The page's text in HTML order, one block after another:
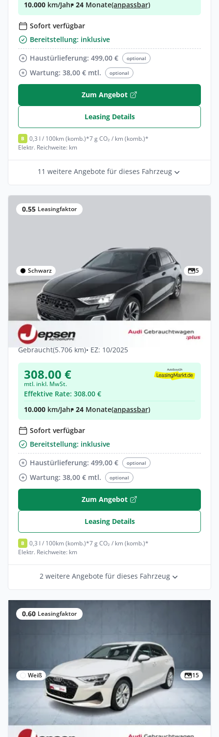
10.000 km/Jahr• 24 Monate(anpassbar)
Sofort verfügbar
Bereitstellung: inklusive
Haustürlieferung: 499,00 €
optional
Wartung: 38,00 € mtl. optional
Zum Angebot
Leasing Details
B 0,3 l / 100km (komb.)*7 g CO₂ / km (komb.)*
Elektr. Reichweite: km
11 weitere Angebote für dieses Fahrzeug
0.55 Leasingfaktor
Schwarz 5
Privat & Gewerbe
Audi A3 allstreet TFSI e S tr. LED 18 AHK
360 ACC FLA
Hybrid •Automatik •
Gebraucht(5.706 km)• EZ: 10/2025
308.00 €
mtl. inkl. MwSt.
Effektive Rate: 308.00 €
10.000 km/Jahr• 24 Monate(anpassbar)
Sofort verfügbar
Bereitstellung: inklusive
Haustürlieferung: 499,00 €
optional
Wartung: 38,00 € mtl. optional
Zum Angebot
Leasing Details
B 0,3 l / 100km (komb.)*7 g CO₂ / km (komb.)*
Elektr. Reichweite: km
2 weitere Angebote für dieses Fahrzeug
0.60 Leasingfaktor
Weiß 15
Privat & Gewerbe
Audi A3 Sportback 40 TFSI e S tr. LED Navi
Virtual